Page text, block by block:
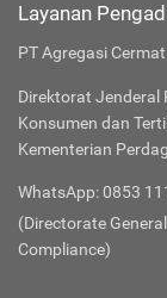
Layanan
PT Agregasi
Direktorat Jenderal
Konsumen dan
Kementerian
WhatsApp: 0853
(Directorate
Compliance)